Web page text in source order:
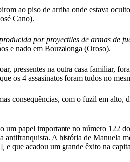
ao piso de arriba onde estava
Cano).
por proyectiles de armas de
e nado em Bouzalonga (Oroso).
pressentes na outra casa familiar,
os 4 assasinatos foram tudos no
consequências, com o fuzil em alto,
um papel importante no número 122
A história de Manuela
e que acadou um grande êxito na